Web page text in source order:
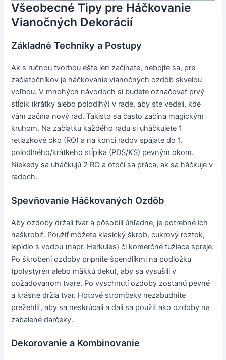
Všeobecné Tipy pre Háčkovanie
Vianočných Dekorácií
Základné Techniky a Postupy
Ak s ručnou tvorbou ešte len začínate, nebojte sa, pre
začiatočníkov je háčkovanie vianočných ozdôb skvelou
voľbou. V mnohých návodoch si budete označovať prvý
stĺpik (krátky alebo polodlhý) v rade, aby ste vedeli, kde
vám začína nový rad. Takisto sa často začína magickým
kruhom. Na začiatku každého radu si uháčkujete 1
retiazkové oko (RO) a na konci radov spájate do 1.
polodlhého/krátkeho stĺpika (PDS/KS) pevným okom.
Niekedy sa uháčkujú 2 RO a otočí sa práca, ak sa háčkuje v
radoch.
Spevňovanie Háčkovaných Ozdôb
Aby ozdoby držali tvar a pôsobili úhľadne, je potrebné ich
naškrobiť. Použiť môžete klasický škrob, cukrový roztok,
lepidlo s vodou (napr. Herkules) či komerčné tužiace spreje.
Po škrobení ozdoby pripnite špendlíkmi na podložku
(polystyrén alebo mäkkú deku), aby sa vysušili v
požadovanom tvare. Po vyschnutí ozdoby zostanú pevné
a krásne držia tvar. Hotové stromčeky nezabudnite
prežehliť, aby sa neskrúcali a dali sa použiť ako ozdoby na
zabalené darčeky.
Dekorovanie a Kombinovanie